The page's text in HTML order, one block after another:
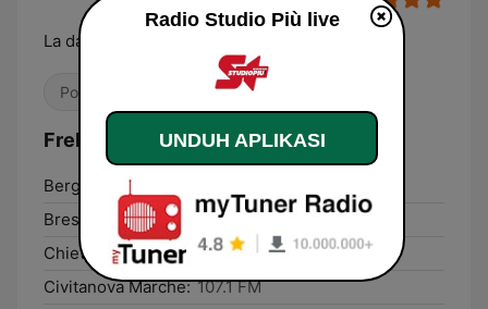
La dance station d'Italia
Pop / Top 40 Dance / EDM
Frekuensi Radio Studio Più:
Bergamo:
93.5 FM
Brescia:
93.0 FM
Chieti:
108.0 FM
Civitanova Marche: 107.1 FM
Radio Studio Più live
UNDUH APLIKASI